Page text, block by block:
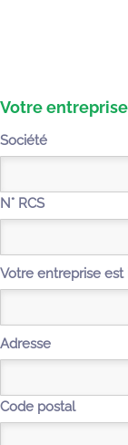
Votre entreprise
Société
N° RCS
Votre entreprise est
Adresse
Code postal